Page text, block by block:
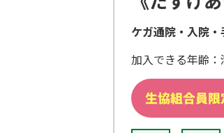
ケガ通院・入院
加入できる年齢